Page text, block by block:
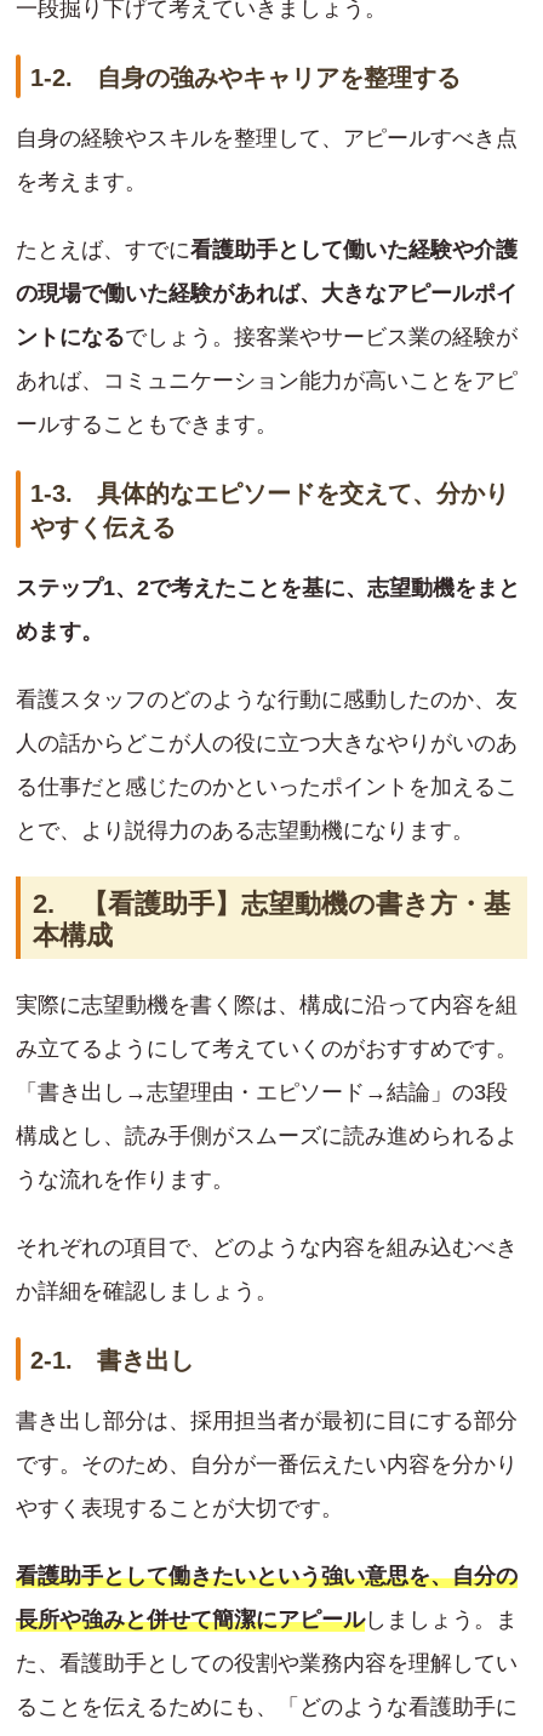
一段掘り下げて考えていきましょう。
1-2. 自身の強みやキャリアを整理する
自身の経験やスキルを整理して、アピールすべき点
を考えます。
たとえば、すでに看護助手として働いた経験や介護
の現場で働いた経験があれば、大きなアピールポイ
ントになるでしょう。接客業やサービス業の経験が
あれば、コミュニケーション能力が高いことをアピ
ールすることもできます。
1-3. 具体的なエピソードを交えて、分かり
やすく伝える
ステップ1、2で考えたことを基に、志望動機をまと
めます。
看護スタッフのどのような行動に感動したのか、友
人の話からどこが人の役に立つ大きなやりがいのあ
る仕事だと感じたのかといったポイントを加えるこ
とで、より説得力のある志望動機になります。
2. 【看護助手】志望動機の書き方・基
本構成
実際に志望動機を書く際は、構成に沿って内容を組
み立てるようにして考えていくのがおすすめです。
「書き出し→志望理由・エピソード→結論」の3段
構成とし、読み手側がスムーズに読み進められるよ
うな流れを作ります。
それぞれの項目で、どのような内容を組み込むべき
か詳細を確認しましょう。
2-1. 書き出し
書き出し部分は、採用担当者が最初に目にする部分
です。そのため、自分が一番伝えたい内容を分かり
やすく表現することが大切です。
看護助手として働きたいという強い意思を、自分の
長所や強みと併せて簡潔にアピールしましょう。ま
た、看護助手としての役割や業務内容を理解してい
ることを伝えるためにも、「どのような看護助手に